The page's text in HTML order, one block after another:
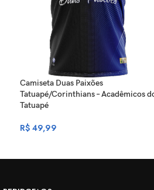
Camiseta Duas Paixões
Tatuapé/Corinthians – Acadêmicos
Tatuapé
R$ 49,99